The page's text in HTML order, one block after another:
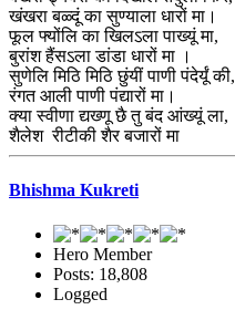
खंखरा बळ्दूं का सुण्याला धारों मा।
फूल फ्योंलि का खिलऽला पाख्यूं मा,
बुरांश हैंसऽला डांडा धारों मा ।
सुणेलि मिठि मिठि छुंयीं पाणी पंदेर्यूं की,
रंगत आली पाणी पंद्यारों मा।
क्या स्वीणा द्यख्णू छै तु बंद आंख्यूं ला,
शैलेश रीटीकी शैर बजारों मा
Bhishma Kukreti
Hero Member
Posts: 18,808
Logged